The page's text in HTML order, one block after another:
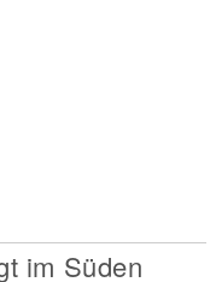
im Süden